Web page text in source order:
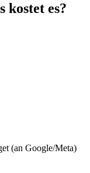
kostet es?
(an Google/Meta)